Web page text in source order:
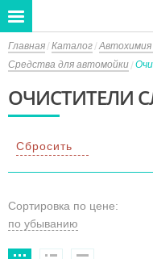
Главная Каталог Автохимия
Средства для автомойки
ОЧИСТИТЕЛИ
Сбросить
Сортировка по цене: